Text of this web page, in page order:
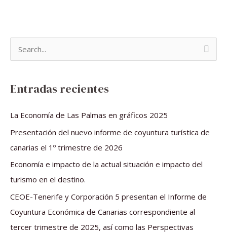
a
Entradas recientes
La Economía de Las Palmas en gráficos 2025
Presentación del nuevo informe de coyuntura turística de
canarias el 1º trimestre de 2026
Economía e impacto de la actual situación e impacto del
turismo en el destino.
CEOE-Tenerife y Corporación 5 presentan el Informe de
Coyuntura Económica de Canarias correspondiente al
tercer trimestre de 2025, así como las Perspectivas